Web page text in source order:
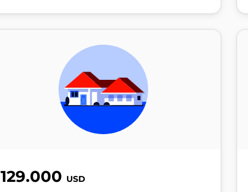
129.000 USD